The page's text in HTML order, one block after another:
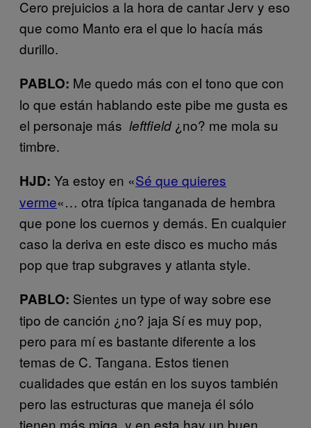
Cero prejuicios a la hora de cantar Jerv y eso
que como Manto era el que lo hacía más
durillo.
PABLO: Me quedo más con el tono que con
lo que están hablando este pibe me gusta es
el personaje más leftfield¿no? me mola su
timbre.
HJD: Ya estoy en «Sé que quieres
verme«… otra típica tanganada de hembra
que pone los cuernos y demás. En cualquier
caso la deriva en este disco es mucho más
pop que trap subgraves y atlanta style.
PABLO: Sientes un type of way sobre ese
tipo de canción ¿no? jaja Sí es muy pop,
pero para mí es bastante diferente a los
temas de C. Tangana. Estos tienen
cualidades que están en los suyos también
pero las estructuras que maneja él sólo
tienen más miga, y en esta hay un buen